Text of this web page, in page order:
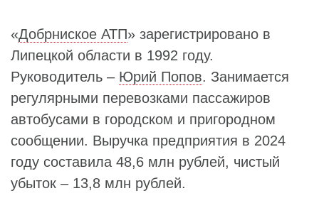
«Добрниское АТП» зарегистрировано в
Липецкой области в 1992 году.
Руководитель – Юрий Попов. Занимается
регулярными перевозками пассажиров
автобусами в городском и пригородном
сообщении. Выручка предприятия в 2024
году составила 48,6 млн рублей, чистый
убыток – 13,8 млн рублей.